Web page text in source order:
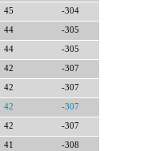
45 -304
44 -305
44 -305
42 -307
42 -307
42 -307
42 -307
41 -308